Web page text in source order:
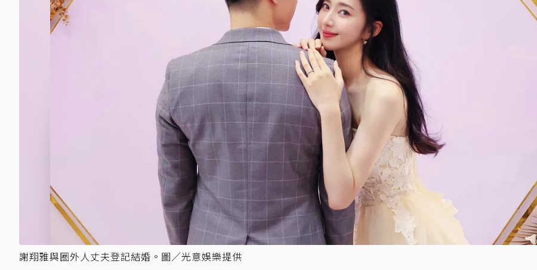
謝翔雅與圈外人丈夫登記結婚。圖／光意娛樂提供